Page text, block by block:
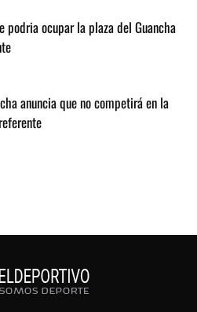
podria ocupar la plaza del Guancha
anuncia que no competirá en la